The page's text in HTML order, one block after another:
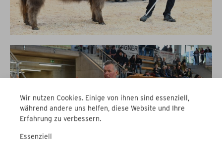
Wir nutzen Cookies. Einige von ihnen sind essenziell,
während andere uns helfen, diese Website und Ihre
Erfahrung zu verbessern.
Essenziell